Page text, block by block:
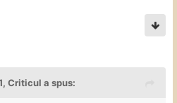
pupici dar asta la initiativa
desi spusese ca face FK
scurt teasing a trecut la
chiar cuvantul "throat" ar trebui
Criticul a spus: